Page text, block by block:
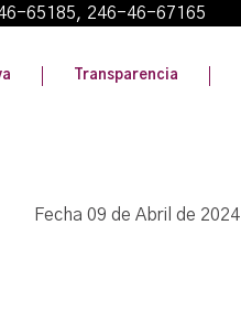
65185, 246-46-67165
Transparencia
Fecha 09 de Abril de 2024